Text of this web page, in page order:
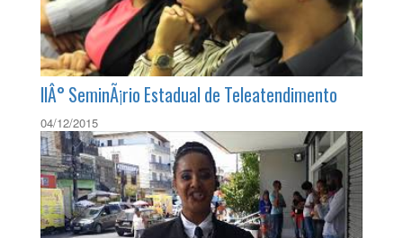
04/07/2017
IIÂ° SeminÃ¡rio Estadual de Teleatendimento